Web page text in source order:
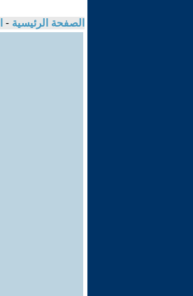
الصفحة الرئيسية -